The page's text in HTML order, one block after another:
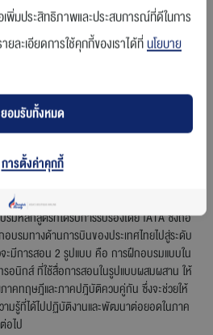
ท.เดชิศร์ เจริญวงศ์ ประธานบริษัทบางกอก
ซ้าย) และสมาคมขนส่งทางอากาศระหว่าง
ฟานี ซิโอฟี่ ผู้อำนวยการสมาคมขนส่งทาง
ามสัญญาเป็นพันธมิตรว่าด้วยการจัดตั้งศูนย์
ดับภูมิภาค โดยได้รับเกียรติจากนายพุฒิพงศ์
วยการใหญ่ บริษัท การบินกรุงเทพ จำกัด
สำนักงานใหญ่ บริษัท การบินกรุงเทพ จำกัด
นนิ่ง เซ็นเตอร์ เป็นบริษัทในเครือของบริษัท การ
กาศระหว่างประเทศให้เป็นศูนย์ฝึกอบรมด้าน
มหลักสูตรที่ได้รับการรับรองโดย IATA ซึ่งถือ
บรมทางด้านการบินของประเทศไทยไปสู่ระดับ
มีการสอน 2 รูปแบบ คือ การฝึกอบรมแบบใน
รอนิกส์ ที่ใช้สื่อการสอนในรูปแบบผสมผสาน ให้
ภาคทฤษฎีและภาคปฎิบัติควบคู่กัน ซึ่งจะช่วยให้
ามรู้ที่ได้ไปปฏิบัติงานและพัฒนาต่อยอดในภาค
อไป
เพิ่มประสิทธิภาพและประสบการณ์ที่ดีในการ
ละเอียดการใช้คุกกี้ของเราได้ที่นโยบาย
ยอมรับทั้งหมด
การตั้งค่าคุกกี้